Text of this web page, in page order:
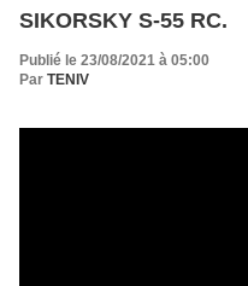
SIKORSKY S-55 RC.
Publié le 23/08/2021 à 05:00
Par TENIV